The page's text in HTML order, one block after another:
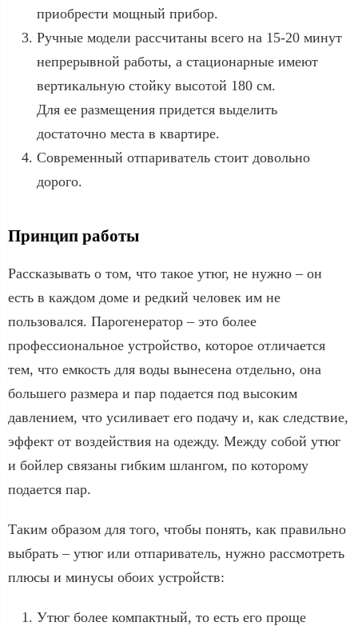
приобрести мощный прибор.
Ручные модели рассчитаны всего на 15-20 минут
непрерывной работы, а стационарные имеют
вертикальную стойку высотой 180 см.
Для ее размещения придется выделить
достаточно места в квартире.
Современный отпариватель стоит довольно
дорого.
Принцип работы
Рассказывать о том, что такое утюг, не нужно – он
есть в каждом доме и редкий человек им не
пользовался. Парогенератор – это более
профессиональное устройство, которое отличается
тем, что емкость для воды вынесена отдельно, она
большего размера и пар подается под высоким
давлением, что усиливает его подачу и, как следствие,
эффект от воздействия на одежду. Между собой утюг
и бойлер связаны гибким шлангом, по которому
подается пар.
Таким образом для того, чтобы понять, как правильно
выбрать – утюг или отпариватель, нужно рассмотреть
плюсы и минусы обоих устройств:
Утюг более компактный, то есть его проще